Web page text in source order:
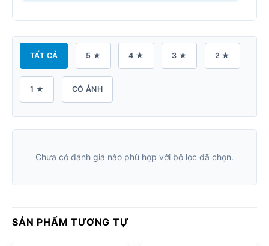
TẤT CẢ 5 ★ 4 ★ 3 ★ 2 ★
1 ★ CÓ ẢNH
Chưa có đánh giá nào phù hợp với bộ lọc đã chọn.
SẢN PHẨM TƯƠNG TỰ